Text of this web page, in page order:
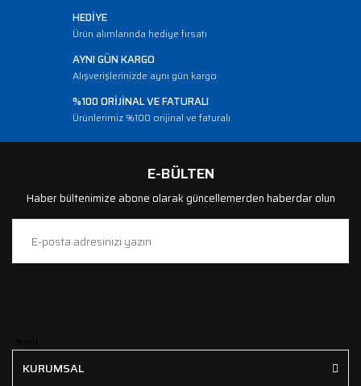
HEDİYE
Ürün alımlarında hediye fırsatı
AYNI GÜN KARGO
Alışverişlerinizde aynı gün kargo
%100 ORİJİNAL VE FATURALI
Ürünlerimiz %100 orijinal ve faturalı
E-BÜLTEN
Haber bültenimize abone olarak güncellemerden haberdar olun
KURUMSAL